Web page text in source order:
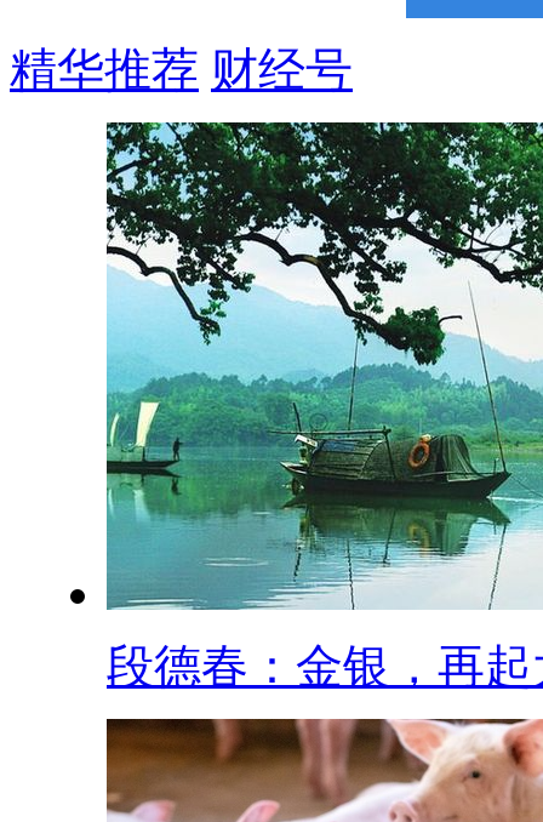
精华推荐 财经号
段德春：金银，再起